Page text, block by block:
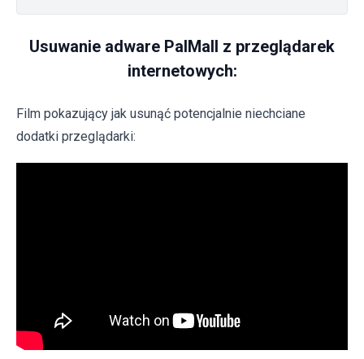
Usuwanie adware PalMall z przeglądarek
internetowych:
Film pokazujący jak usunąć potencjalnie niechciane
dodatki przeglądarki: